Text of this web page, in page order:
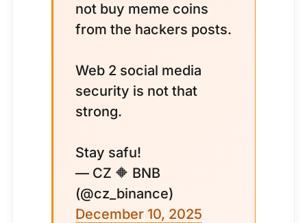
not buy meme coins
from the hackers posts.
Web 2 social media
security is not that
strong.
Stay safu!
— CZ 🔶 BNB
(@cz_binance)
December 10, 2025